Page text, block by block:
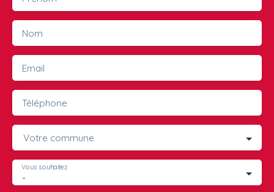
Nom
Email
Téléphone
Votre commune
-
Vous souhaitez